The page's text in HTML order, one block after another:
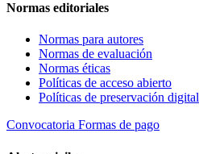
Normas editoriales
Normas para autores
Normas de evaluación
Normas éticas
Políticas de acceso abierto
Políticas de preservación digital
Convocatoria Formas de pago